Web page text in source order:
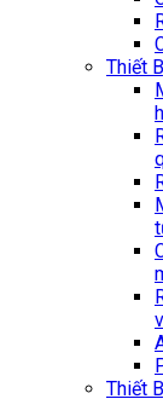
Thiết
Thiết